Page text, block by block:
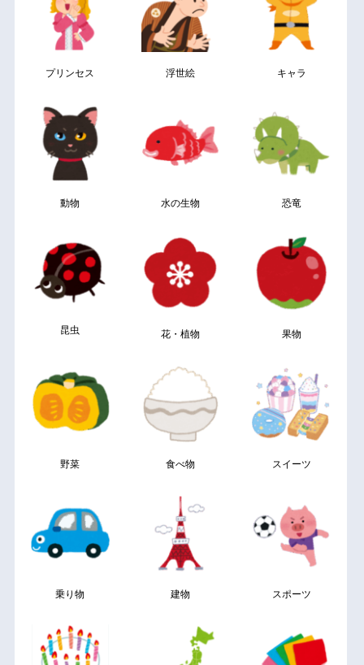
プリンセス 浮世絵 キャラ
動物 水の生物 恐竜
昆虫 花・植物 果物
野菜 食べ物 スイーツ
乗り物 建物 スポーツ